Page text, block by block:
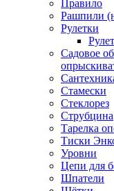
Правило
Рашпили
Рулетки
Садовое
Стамески
Стеклорез
Струбцина
Тарелка
Тиски
Уровни
Цепи для
Шпатели